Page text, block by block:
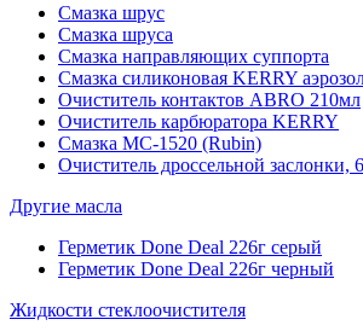
Смазка шрус
Смазка шруса
Смазка направляющих суппорта
Смазка силиконовая KERRY
Очиститель контактов ABRO 210мл
Очиститель карбюратора KERRY
Смазка МС-1520 (Rubin)
Очиститель дроссельной заслонки,
Другие масла
Герметик Done Deal 226г серый
Герметик Done Deal 226г черный
Жидкости стеклоочистителя